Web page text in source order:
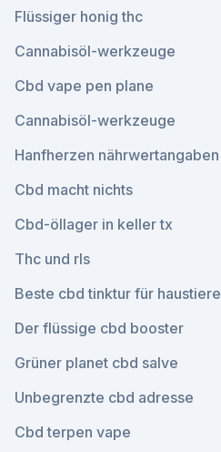
Flüssiger honig thc
Cannabisöl-werkzeuge
Cbd vape pen plane
Cannabisöl-werkzeuge
Hanfherzen nährwertangaben
Cbd macht nichts
Cbd-öllager in keller tx
Thc und rls
Beste cbd tinktur für haustiere
Der flüssige cbd booster
Grüner planet cbd salve
Unbegrenzte cbd adresse
Cbd terpen vape